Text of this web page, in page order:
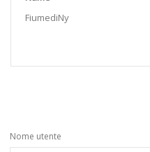
FiumediNy
Nome utente